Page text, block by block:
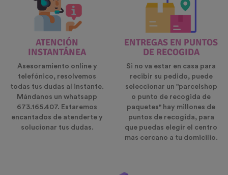
ATENCIÓN
INSTANTÁNEA
Asesoramiento online y
telefónico, resolvemos
todas tus dudas al instante.
Mándanos un whatsapp
673.165.407. Estaremos
encantados de atenderte y
solucionar tus dudas.
ENTREGAS EN PUNTOS
DE RECOGIDA
Si no va estar en casa para
recibir su pedido, puede
seleccionar un "parcelshop
o punto de recogida de
paquetes" hay millones de
puntos de recogida, para
que puedas elegir el centro
mas cercano a tu domicilio.